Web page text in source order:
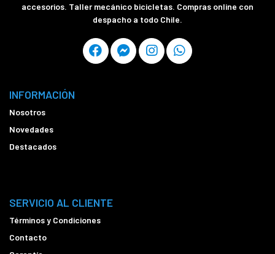
accesorios. Taller mecánico bicicletas. Compras online con
despacho a todo Chile.
INFORMACIÓN
Nosotros
Novedades
Destacados
SERVICIO AL CLIENTE
Términos y Condiciones
Contacto